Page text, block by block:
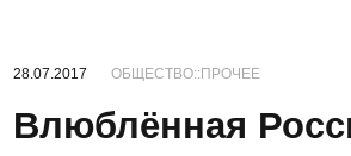
28.07.2017 ОБЩЕСТВО::ПРОЧЕЕ
Влюблённая